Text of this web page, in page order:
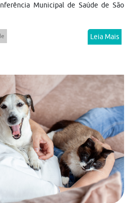
Municipal de Saúde de São
Leia Mais